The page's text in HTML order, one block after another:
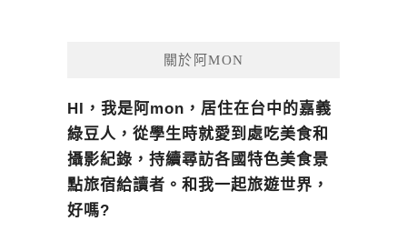
關於阿MON
HI，我是阿mon，居住在台中的嘉義
綠豆人，從學生時就愛到處吃美食和
攝影紀錄，持續尋訪各國特色美食景
點旅宿給讀者。和我一起旅遊世界，
好嗎?